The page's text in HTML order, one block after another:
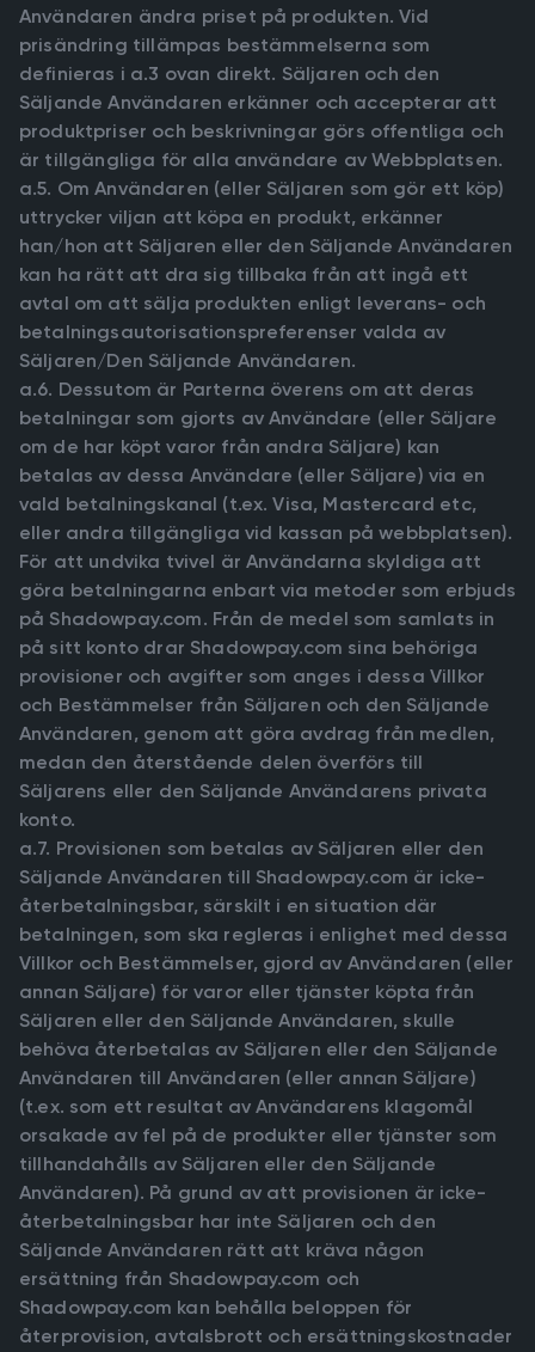
Användaren ändra priset på produkten. Vid
prisändring tillämpas bestämmelserna som
definieras i a.3 ovan direkt. Säljaren och den
Säljande Användaren erkänner och accepterar att
produktpriser och beskrivningar görs offentliga och
är tillgängliga för alla användare av Webbplatsen.
a.5. Om Användaren (eller Säljaren som gör ett köp)
uttrycker viljan att köpa en produkt, erkänner
han/hon att Säljaren eller den Säljande Användaren
kan ha rätt att dra sig tillbaka från att ingå ett
avtal om att sälja produkten enligt leverans- och
betalningsautorisationspreferenser valda av
Säljaren/Den Säljande Användaren.
a.6. Dessutom är Parterna överens om att deras
betalningar som gjorts av Användare (eller Säljare
om de har köpt varor från andra Säljare) kan
betalas av dessa Användare (eller Säljare) via en
vald betalningskanal (t.ex. Visa, Mastercard etc,
eller andra tillgängliga vid kassan på webbplatsen).
För att undvika tvivel är Användarna skyldiga att
göra betalningarna enbart via metoder som erbjuds
på Shadowpay.com. Från de medel som samlats in
på sitt konto drar Shadowpay.com sina behöriga
provisioner och avgifter som anges i dessa Villkor
och Bestämmelser från Säljaren och den Säljande
Användaren, genom att göra avdrag från medlen,
medan den återstående delen överförs till
Säljarens eller den Säljande Användarens privata
konto.
a.7. Provisionen som betalas av Säljaren eller den
Säljande Användaren till Shadowpay.com är icke-
återbetalningsbar, särskilt i en situation där
betalningen, som ska regleras i enlighet med dessa
Villkor och Bestämmelser, gjord av Användaren (eller
annan Säljare) för varor eller tjänster köpta från
Säljaren eller den Säljande Användaren, skulle
behöva återbetalas av Säljaren eller den Säljande
Användaren till Användaren (eller annan Säljare)
(t.ex. som ett resultat av Användarens klagomål
orsakade av fel på de produkter eller tjänster som
tillhandahålls av Säljaren eller den Säljande
Användaren). På grund av att provisionen är icke-
återbetalningsbar har inte Säljaren och den
Säljande Användaren rätt att kräva någon
ersättning från Shadowpay.com och
Shadowpay.com kan behålla beloppen för
återprovision, avtalsbrott och ersättningskostnader